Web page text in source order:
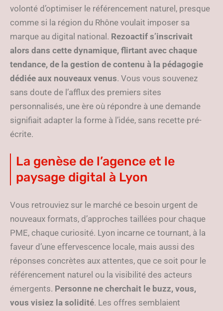
volonté d’optimiser le référencement naturel, presque
comme si la région du Rhône voulait imposer sa
marque au digital national. Rezoactif s’inscrivait
alors dans cette dynamique, flirtant avec chaque
tendance, de la gestion de contenu à la pédagogie
dédiée aux nouveaux venus. Vous vous souvenez
sans doute de l’afflux des premiers sites
personnalisés, une ère où répondre à une demande
signifiait adapter la forme à l’idée, sans recette pré-
écrite.
La genèse de l’agence et le
paysage digital à Lyon
Vous retrouviez sur le marché ce besoin urgent de
nouveaux formats, d’approches taillées pour chaque
PME, chaque curiosité. Lyon incarne ce tournant, à la
faveur d’une effervescence locale, mais aussi des
réponses concrètes aux attentes, que ce soit pour le
référencement naturel ou la visibilité des acteurs
émergents. Personne ne cherchait le buzz, vous,
vous visiez la solidité. Les offres semblaient